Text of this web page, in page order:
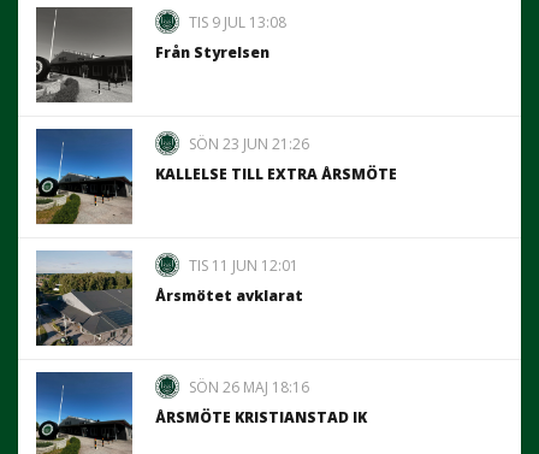
TIS 9 JUL 13:08
Från Styrelsen
SÖN 23 JUN 21:26
KALLELSE TILL EXTRA ÅRSMÖTE
TIS 11 JUN 12:01
Årsmötet avklarat
SÖN 26 MAJ 18:16
ÅRSMÖTE KRISTIANSTAD IK